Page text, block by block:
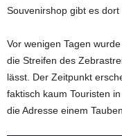
Souvenirshop gibt es dort
Vor wenigen Tagen
die Streifen des
lässt. Der Zeitpunkt
faktisch kaum Touristen
die Adresse einem